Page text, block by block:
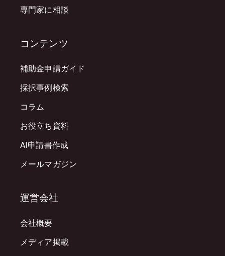
専門家に相談
コンテンツ
補助金申請ガイド
採択事例検索
コラム
お役立ち資料
AI申請書作成
メールマガジン
運営会社
会社概要
メディア掲載